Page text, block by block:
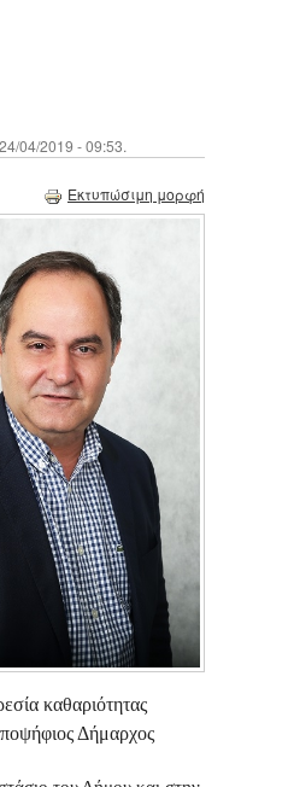
04/2019 - 09:53.
Εκτυπώσιμη μορφή
καθαριότητας
Δήμαρχος